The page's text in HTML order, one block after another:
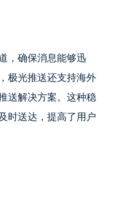
，确保消息能够迅
极光推送还支持海外
送解决方案。这种稳
时送达，提高了用户